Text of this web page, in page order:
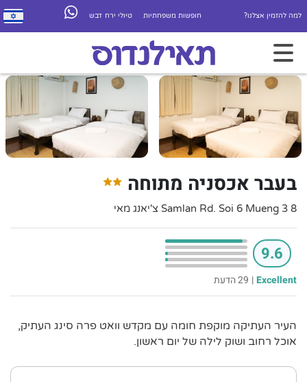
למה להזמין אצלנו? חופשות משפחתיות טיולי ירח דבש
בעבר אכסניה מתוחה
8 3 Samlan Rd. Soi 6 Mueng צ'יאנג מאי
9.6
Excellent
| 29 הדעת
העיר העתיקה מוקפת חומה עם מקדש וואט פרה סינג העתיק,
אוכל רחוב ושוק לילה של יום ראשון.